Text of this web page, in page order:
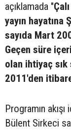
açıklamada "
yayın hayatına
sayıda Mart
Geçen süre
olan ihtiyaç
2011'den
Programın
Bülent Sirkeci